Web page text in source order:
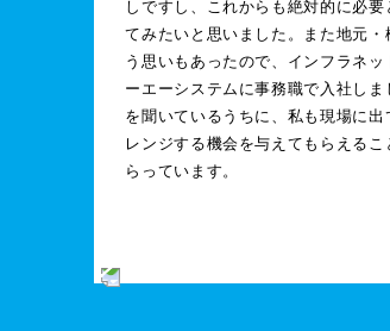
しですし、これからも絶対的に必
てみたいと思いました。また地元
う思いもあったので、インフラネ
ーエーシステムに事務職で入社し
を聞いているうちに、私も現場に
レンジする機会を与えてもらえる
らっています。